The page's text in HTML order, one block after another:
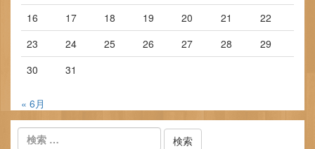
16
17 18 19 20 21
22
23
24 25 26 27 28
29
30
31
« 6月